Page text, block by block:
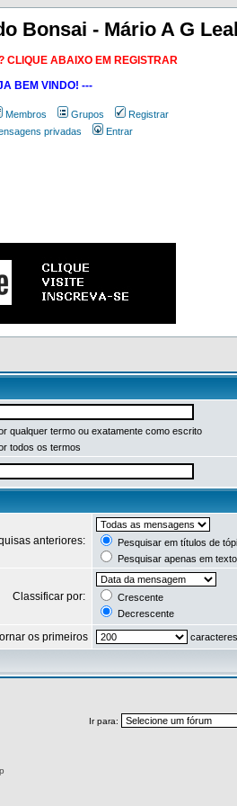
Bonsai - Mário A G Leal
CLIQUE ABAIXO EM REGISTRAR
BEM VINDO! ---
Membros Grupos
Registrar
privadas Entrar
qualquer termo ou exatamente como escrito
todos os termos
anteriores:
Pesquisar em títulos de
Pesquisar apenas em
Classificar por:
Crescente
Decrescente
os primeiros
Ir para: